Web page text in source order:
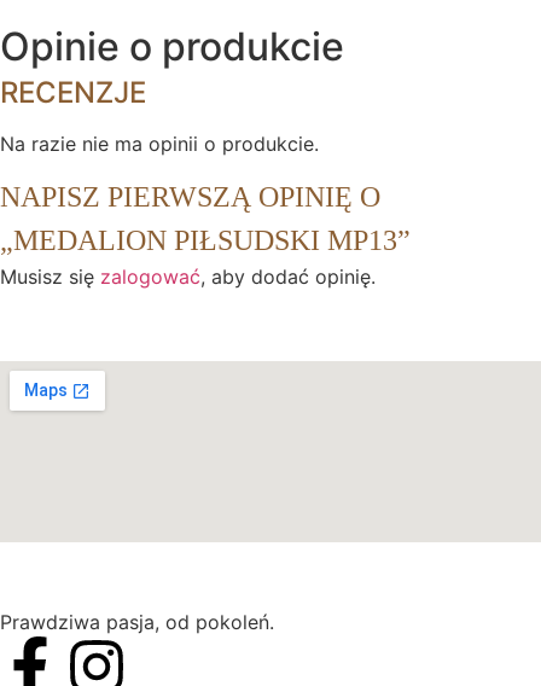
Opinie o produkcie
RECENZJE
Na razie nie ma opinii o produkcie.
NAPISZ PIERWSZĄ OPINIĘ O
„MEDALION PIŁSUDSKI MP13”
Musisz się zalogować, aby dodać opinię.
Prawdziwa pasja, od pokoleń.